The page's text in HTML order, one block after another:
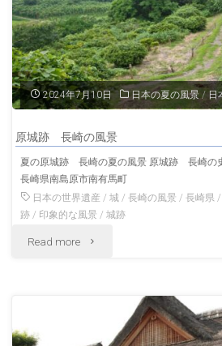
風
景"
山
城
址
の
新
潟
の
2024年7月10日 日本の夏の風景 / 日
原城跡 長崎の風景
夏の原城跡 長崎の夏の風景 原城跡 長崎
長崎県南島原市南有馬町
日本の世界遺産 /城 /長崎の風景 /長崎県
跡 / 印象的な風景 /城跡
Read more "原